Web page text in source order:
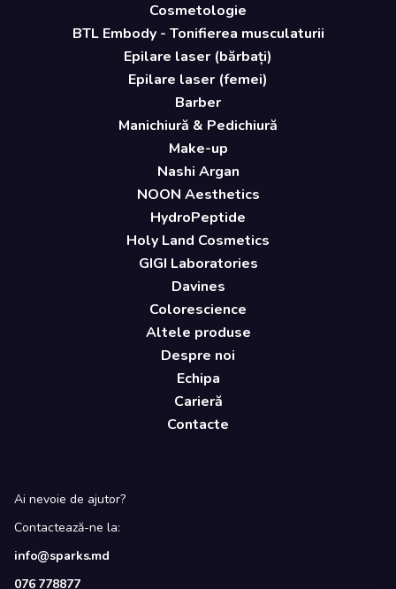
Cosmetologie
BTL Embody - Tonifierea musculaturii
Epilare laser (bărbați)
Epilare laser (femei)
Barber
Manichiură & Pedichiură
Make-up
Nashi Argan
NOON Aesthetics
HydroPeptide
Holy Land Cosmetics
GIGI Laboratories
Davines
Colorescience
Altele produse
Despre noi
Echipa
Carieră
Contacte
Ai nevoie de ajutor?
Contactează-ne la:
info@sparks.md
076 778877